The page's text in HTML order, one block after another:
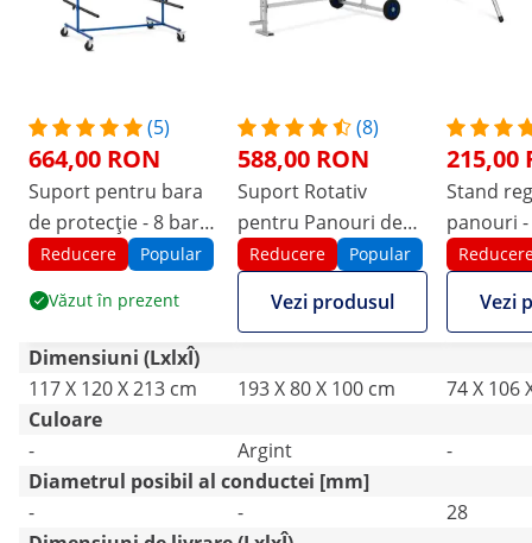
(5)
664,00 RON
Suport pentru bara
de protecție - 8 bare
- 160 kg
Reducere Popular
Văzut în prezent
(8)
588,00 RON
Suport Rotativ
pentru Panouri de
Caroserie - 6 brațe -
360° - 90 kg
Reducere Popular
Vezi produsul
215,00
Stand
panouri -
Vezi
Dimensiuni (LxlxÎ)
117 X 120 X 213 cm
193 X 80 X 100 cm
74 X 106
Culoare
-
Argint
-
Diametrul posibil al conductei [mm]
-
-
28